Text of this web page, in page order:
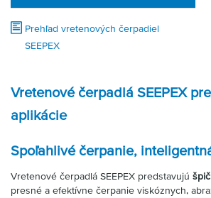
Prehľad vretenových čerpadiel
SEEPEX
Vretenové čerpadlá SEEPEX
aplikácie
Spoľahlivé čerpanie,
Vretenové čerpadlá SEEPEX predstavujú
presné a efektívne čerpanie viskóznych,